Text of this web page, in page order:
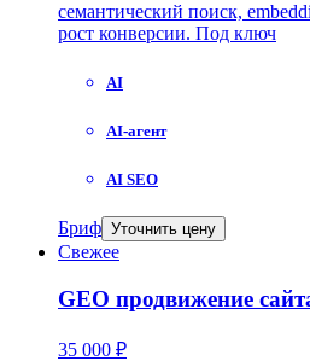
семантический поиск,
рост конверсии. Под ключ
AI
AI-агент
AI SEO
Бриф Уточнить цену
Свежее
GEO продвижение
35 000 ₽